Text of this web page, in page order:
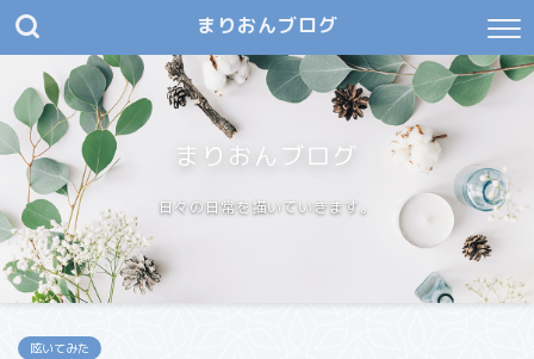
まりおんブログ
まりおんブログ
日々の日常を描いていきます。
呟いてみた